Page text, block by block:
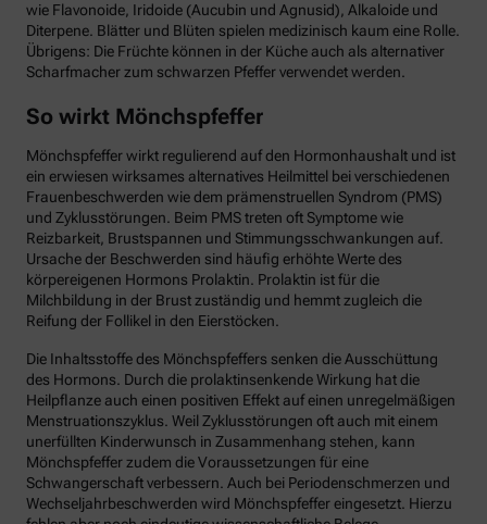
wie Flavonoide, Iridoide (Aucubin und Agnusid), Alkaloide und
Diterpene. Blätter und Blüten spielen medizinisch kaum eine Rolle.
Übrigens: Die Früchte können in der Küche auch als alternativer
Scharfmacher zum schwarzen Pfeffer verwendet werden.
So wirkt Mönchspfeffer
Mönchspfeffer wirkt regulierend auf den Hormonhaushalt und ist
ein erwiesen wirksames alternatives Heilmittel bei verschiedenen
Frauenbeschwerden wie dem prämenstruellen Syndrom (PMS)
und Zyklusstörungen. Beim PMS treten oft Symptome wie
Reizbarkeit, Brustspannen und Stimmungsschwankungen auf.
Ursache der Beschwerden sind häufig erhöhte Werte des
körpereigenen Hormons Prolaktin. Prolaktin ist für die
Milchbildung in der Brust zuständig und hemmt zugleich die
Reifung der Follikel in den Eierstöcken.
Die Inhaltsstoffe des Mönchspfeffers senken die Ausschüttung
des Hormons. Durch die prolaktinsenkende Wirkung hat die
Heilpflanze auch einen positiven Effekt auf einen unregelmäßigen
Menstruationszyklus. Weil Zyklusstörungen oft auch mit einem
unerfüllten Kinderwunsch in Zusammenhang stehen, kann
Mönchspfeffer zudem die Voraussetzungen für eine
Schwangerschaft verbessern. Auch bei Periodenschmerzen und
Wechseljahrbeschwerden wird Mönchspfeffer eingesetzt. Hierzu